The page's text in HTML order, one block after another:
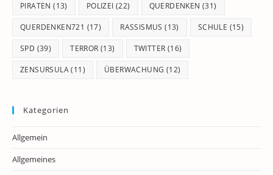
PIRATEN (13) POLIZEI (22) QUERDENKEN (31)
QUERDENKEN721 (17) RASSISMUS (13) SCHULE (15)
SPD (39) TERROR (13) TWITTER (16)
ZENSURSULA(11) ÜBERWACHUNG (12)
Kategorien
Allgemein
Allgemeines